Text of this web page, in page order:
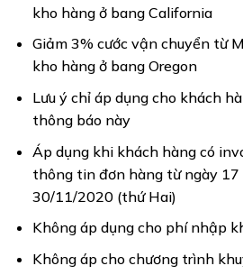
kho hàng ở bang California
Giảm 3% cước vận chuyển từ
kho hàng ở bang Oregon
Lưu ý chỉ áp dụng cho khách
thông báo này
Áp dụng khi khách hàng có
thông tin đơn hàng từ ngày 17
30/11/2020 (thứ Hai)
Không áp dụng cho phí nhập
Không áp cho chương trình